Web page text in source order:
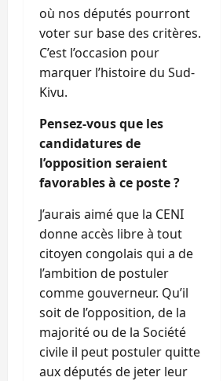
où nos députés pourront
voter sur base des critères.
C’est l’occasion pour
marquer l’histoire du Sud-
Kivu.
Pensez-vous que les
candidatures de
l’opposition seraient
favorables à ce poste ?
J’aurais aimé que la CENI
donne accès libre à tout
citoyen congolais qui a de
l’ambition de postuler
comme gouverneur. Qu’il
soit de l’opposition, de la
majorité ou de la Société
civile il peut postuler quitte
aux députés de jeter leur